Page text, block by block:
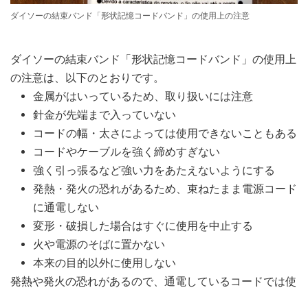
ダイソーの結束バンド「形状記憶コードバンド」の使用上の注意
ダイソーの結束バンド「形状記憶コードバンド」の使用上
の注意は、以下のとおりです。
金属がはいっているため、取り扱いには注意
針金が先端まで入っていない
コードの幅・太さによっては使用できないこともある
コードやケーブルを強く締めすぎない
強く引っ張るなど強い力をあたえないようにする
発熱・発火の恐れがあるため、束ねたまま電源コード
に通電しない
変形・破損した場合はすぐに使用を中止する
火や電源のそばに置かない
本来の目的以外に使用しない
発熱や発火の恐れがあるので、通電しているコードでは使